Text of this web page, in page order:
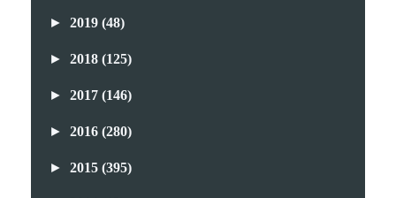
► 2019 (48)
► 2018 (125)
► 2017 (146)
► 2016 (280)
► 2015 (395)